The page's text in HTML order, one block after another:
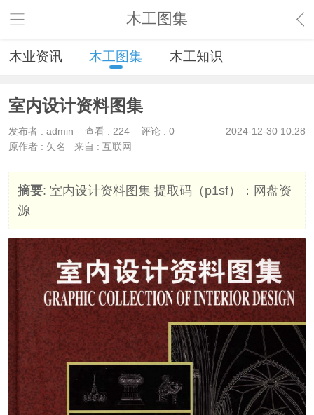
木工图集
木业资讯 木工图集 木工知识
室内设计资料图集
2024-12-30 10:28
发布者 : admin 查看 : 224
评论 : 0
原作者 : 矢名
来自 : 互联网
摘要: 室内设计资料图集 提取码（p1sf）：网盘资
源